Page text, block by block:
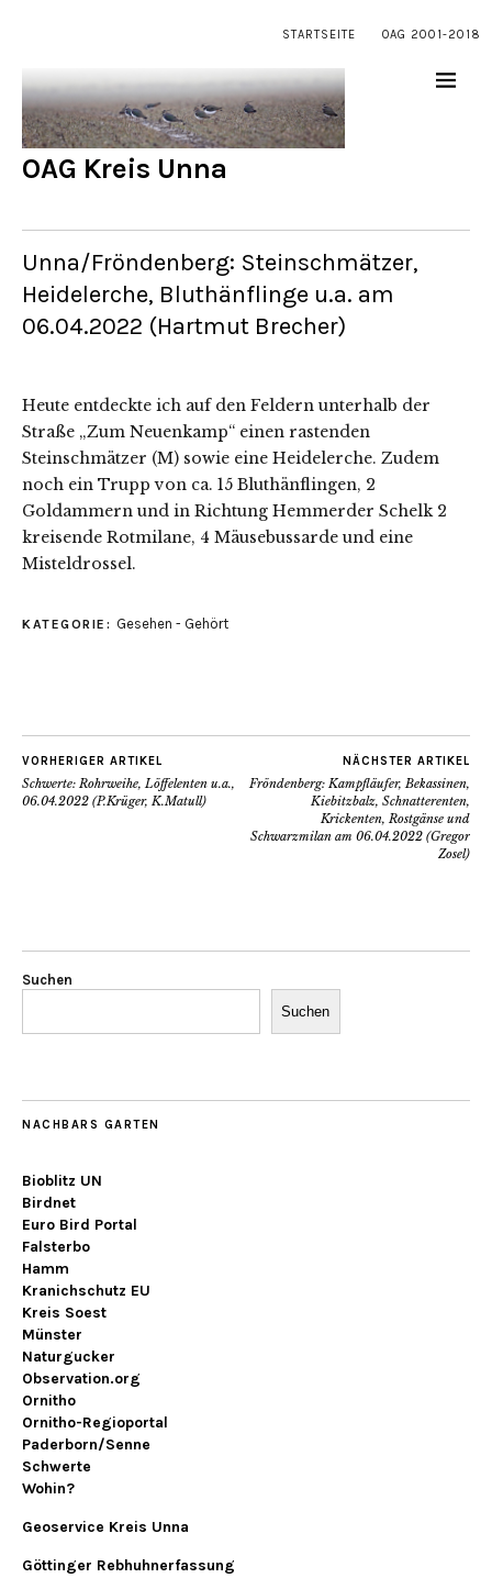
STARTSEITE OAG 2001-2018
OAG Kreis Unna
Unna/Fröndenberg: Steinschmätzer,
Heidelerche, Bluthänflinge u.a. am
06.04.2022 (Hartmut Brecher)
Heute entdeckte ich auf den Feldern unterhalb der
Straße „Zum Neuenkamp“ einen rastenden
Steinschmätzer (M) sowie eine Heidelerche. Zudem
noch ein Trupp von ca. 15 Bluthänflingen, 2
Goldammern und in Richtung Hemmerder Schelk 2
kreisende Rotmilane, 4 Mäusebussarde und eine
Misteldrossel.
KATEGORIE: Gesehen - Gehört
VORHERIGER ARTIKEL
Schwerte: Rohrweihe, Löffelenten u.a.,
06.04.2022 (P.Krüger, K.Matull)
NÄCHSTER ARTIKEL
Fröndenberg: Kampfläufer, Bekassinen,
Kiebitzbalz, Schnatterenten,
Krickenten, Rostgänse und
Schwarzmilan am 06.04.2022 (Gregor
Zosel)
Suchen
Suchen
NACHBARS GARTEN
Bioblitz UN
Birdnet
Euro Bird Portal
Falsterbo
Hamm
Kranichschutz EU
Kreis Soest
Münster
Naturgucker
Observation.org
Ornitho
Ornitho-Regioportal
Paderborn/Senne
Schwerte
Wohin?
Geoservice Kreis Unna
Göttinger Rebhuhnerfassung